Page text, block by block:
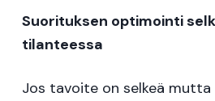
Suorituksen optimointi
tilanteessa
Jos tavoite on selkeä